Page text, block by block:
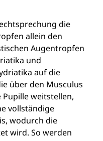
die
allein den
Augentropfen
und
auf die
über den Musculus
weitstellen,
vollständige
wodurch die
wird. So werden